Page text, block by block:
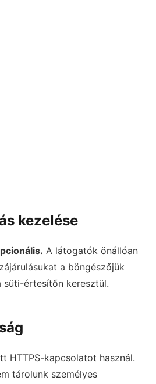
kezelése
A látogatók önállóan
a böngészőjük
süti-értesítőn keresztül.
HTTPS-kapcsolatot használ.
tárolunk személyes